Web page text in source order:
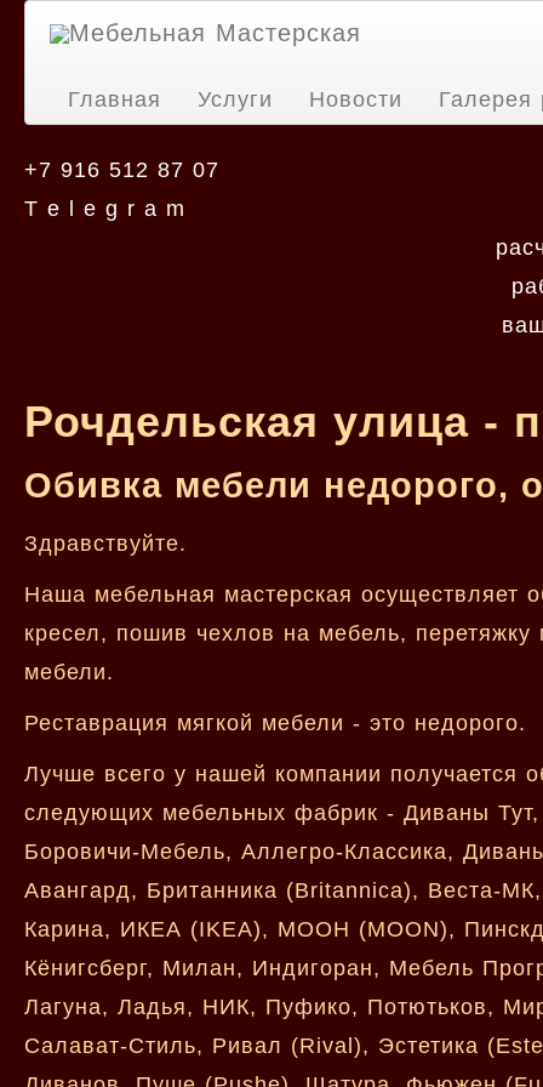
Мебельная Мастерская
Главная Услуги Новости Галерея
+7 916 512 87 07
T e l e g r a m
Рочдельская улица -
Обивка мебели недорого,
Здравствуйте.
Наша мебельная мастерская осуществляет
кресел, пошив чехлов на мебель, перетяжку
мебели.
Реставрация мягкой мебели - это недорого.
Лучше всего у нашей компании получается
следующих мебельных фабрик - Диваны
Боровичи-Мебель, Аллегро-Классика,
Авангард, Британника (Britannica), Веста-
Карина, ИКЕА (IKEA), МООН (MOON),
Кёнигсберг, Милан, Индигоран, Мебель
Лагуна, Ладья, НИК, Пуфико, Потютьков,
Салават-Стиль, Ривал (Rival), Эстетика